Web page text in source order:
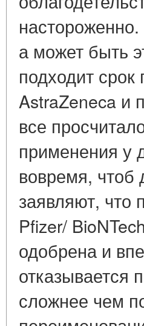
а может быть
подходит
AstraZeneca и
все
применения у
вовремя, чтоб
заявляют, что
Pfizer/
одобрена и
отказывается
сложнее чем